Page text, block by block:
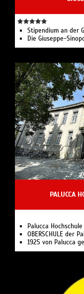
Stipendium an der
Die Giuseppe-
PALUCCA
Palucca
OBERSCHULE der
1925 von Palucca